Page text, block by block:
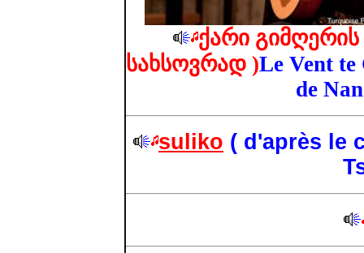
ქარი გიმღერის
სახსოვრად )Le Vent te
de
suliko ( d'après le